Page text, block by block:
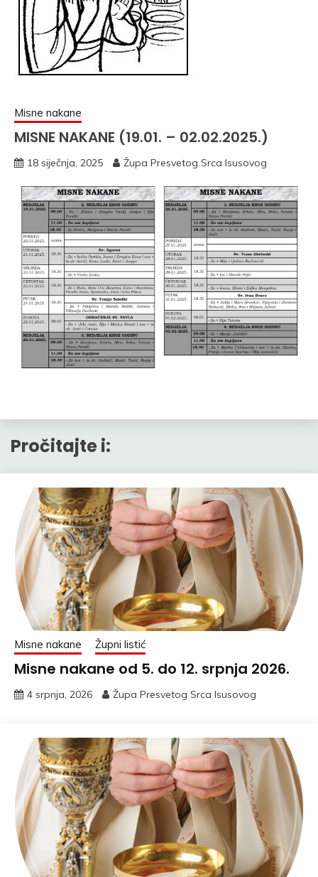
Misne nakane
MISNE NAKANE (19.01. – 02.02.2025.)
18 siječnja, 2025 Župa Presvetog Srca Isusovog
Pročitajte i:
Misne nakane Župni listić
Misne nakane od 5. do 12. srpnja 2026.
4 srpnja, 2026 Župa Presvetog Srca Isusovog